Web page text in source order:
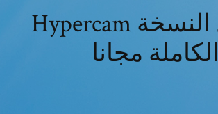
Hypercam تحميل النسخة
الكاملة مجانا